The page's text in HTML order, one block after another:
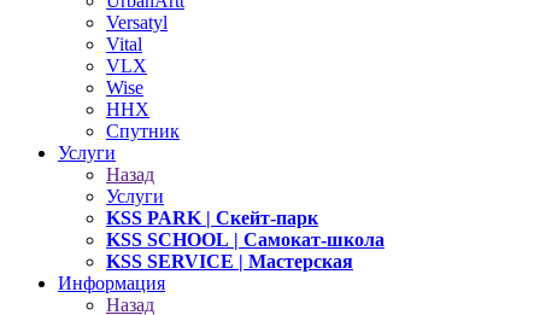
Versatyl
Vital
VLX
Wise
ННХ
Спутник
Услуги
Назад
Услуги
KSS PARK | Скейт-парк
KSS SCHOOL | Самокат-школа
KSS SERVICE | Мастерская
Информация
Назад